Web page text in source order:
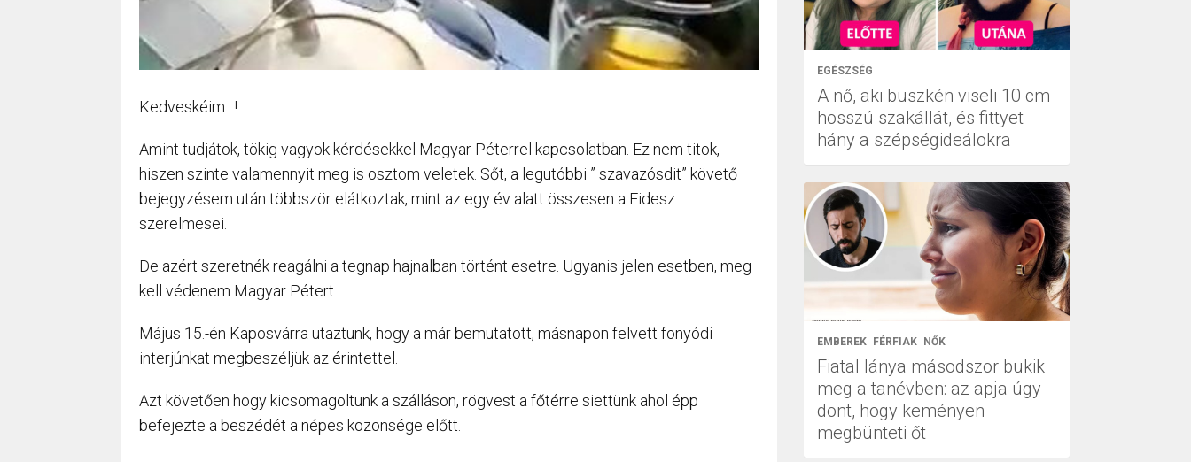
Kedveskéim.. !
Amint tudjátok, tökig vagyok kérdésekkel Magyar Péterrel kapcsolatban. Ez nem titok,
hiszen szinte valamennyit meg is osztom veletek. Sőt, a legutóbbi ” szavazósdit” követő
bejegyzésem után többször elátkoztak, mint az egy év alatt összesen a Fidesz
szerelmesei.
De azért szeretnék reagálni a tegnap hajnalban történt esetre. Ugyanis jelen esetben, meg
kell védenem Magyar Pétert.
Május 15.-én Kaposvárra utaztunk, hogy a már bemutatott, másnapon felvett fonyódi
interjúnkat megbeszéljük az érintettel.
Azt követően hogy kicsomagoltunk a szálláson, rögvest a főtérre siettünk ahol épp
befejezte a beszédét a népes közönsége előtt.
EGÉSZSÉG
A nő, aki büszkén viseli 10 cm
hosszú szakállát, és fittyet
hány a szépségideálokra
EMBEREK FÉRFIAK NŐK
Fiatal lánya másodszor bukik
meg a tanévben: az apja úgy
dönt, hogy keményen
megbünteti őt